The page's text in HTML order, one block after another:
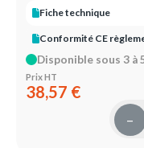
Fiche technique
Conformité CE
Disponible sous 3 à
Prix HT
38,57 €
–